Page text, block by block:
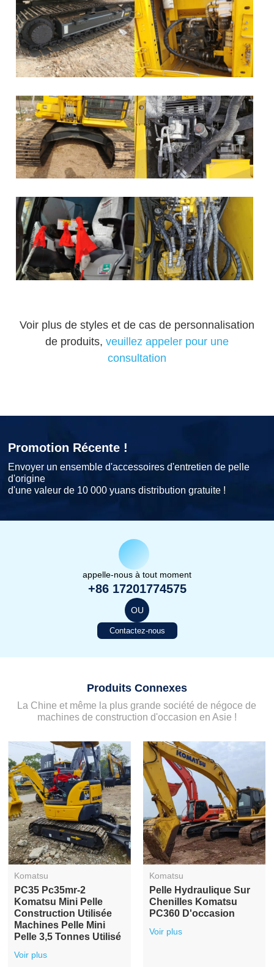
Voir plus de styles et de cas de personnalisation
de produits, veuillez appeler pour une
consultation
Promotion Récente !
Envoyer un ensemble d'accessoires d'entretien de pelle
d'origine
d'une valeur de 10 000 yuans distribution gratuite !
appelle-nous à tout moment
+86 17201774575
OU
Contactez-nous
Produits Connexes
La Chine et même la plus grande société de négoce de
machines de construction d'occasion en Asie !
Komatsu
PC35 Pc35mr-2
Komatsu Mini Pelle
Construction Utilisée
Machines Pelle Mini
Pelle 3,5 Tonnes Utilisé
Voir plus
Komatsu
Pelle Hydraulique Sur
Chenilles Komatsu
PC360 D'occasion
Voir plus